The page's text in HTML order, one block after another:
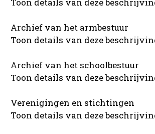
Toon details van deze
Archief van het armbestuur
Toon details van deze
Archief van het schoolbestuur
Toon details van deze
Verenigingen en stichtingen
Toon details van deze